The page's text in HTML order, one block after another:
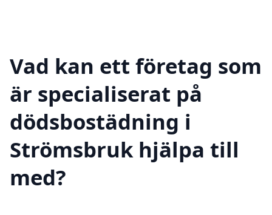
Vad kan ett företag som
är specialiserat på
dödsbostädning i
Strömsbruk hjälpa till
med?